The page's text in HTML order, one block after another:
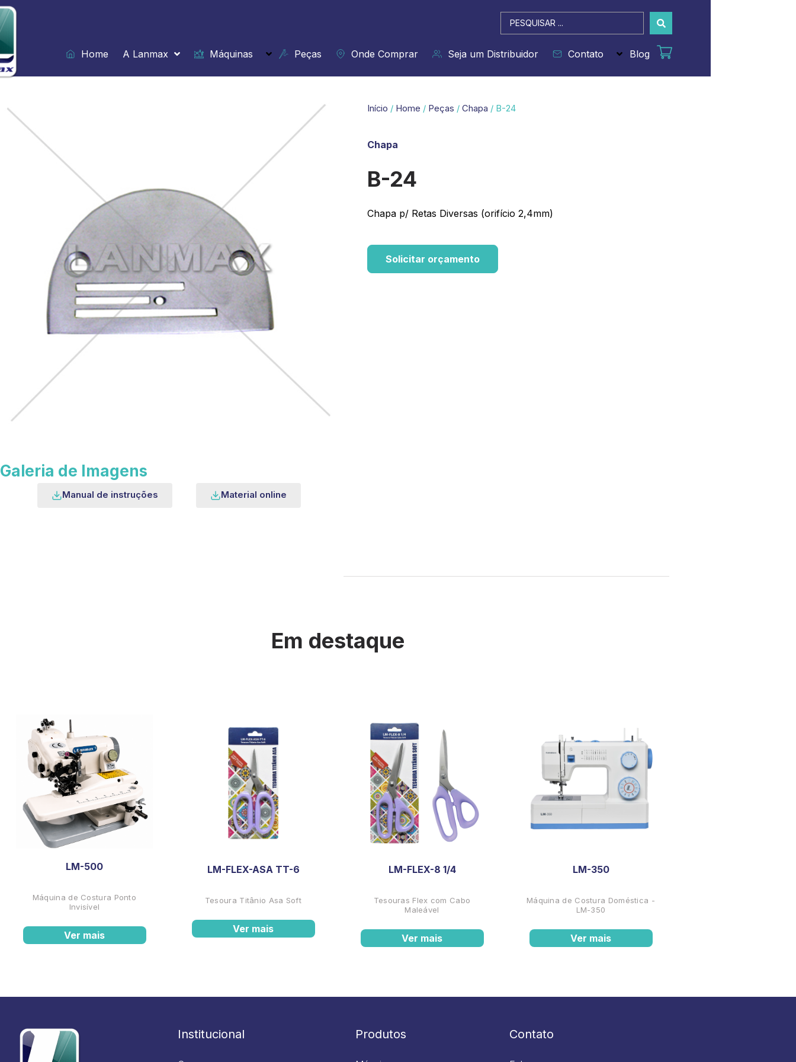
Ir
para
o
conteúdo
Pesquisar
...
Home
A Lanmax Máquinas Peças Onde Comprar Seja um Distribuidor Contato Blog
Galeria de Imagens
Manual de instruções Material online
Início / Home / Peças / Chapa / B-24
Chapa
B-24
Chapa p/ Retas Diversas (orifício 2,4mm)
Solicitar orçamento
Em destaque
LM-500
Máquina de Costura Ponto
Invisível
Ver mais
LM-FLEX-ASA TT-6
Tesoura Titânio Asa Soft
Ver mais
LM-FLEX-8 1/4
Tesouras Flex com Cabo
Maleável
Ver mais
LM-350
Máquina de Costura Doméstica -
LM-350
Ver mais
Institucional Produtos Contato